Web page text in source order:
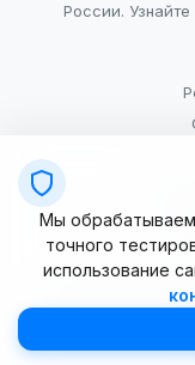
России.
© 2025–2026
Мы обрабатываем
точного
использование